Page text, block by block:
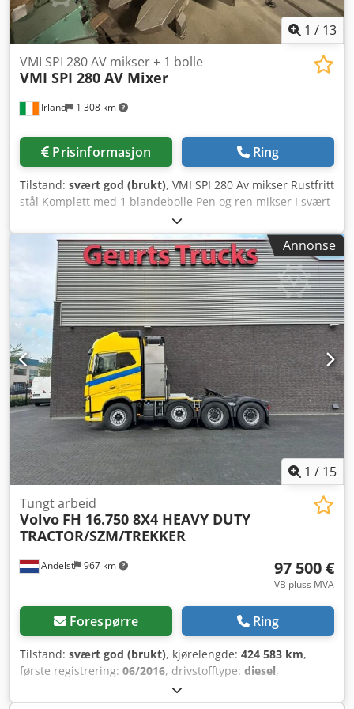
høytrykksplater) _____
1 / 13
Irland 1 308 km
VMI SPI 280 AV mikser + 1 bolle
VMI SPI 280 AV Mixer
Prisinformasjon Ring
Tilstand: svært god (brukt), VMI SPI 280 Av mikser Rustfritt
stål Komplett med 1 blandebolle Pen og ren mikser I svært
god stand Credpfx Aozcrm Hscbjf
Annonse
1 / 15
Andelst 967 km
Tungt arbeid
Volvo FH 16.750 8X4 HEAVY DUTY
TRACTOR/SZM/TREKKER
97 500 €
VB pluss MVA
Forespørre Ring
Tilstand: svært god (brukt), kjørelengde: 424 583 km,
første registrering: 06/2016, drivstofftype: diesel,
, akselavstand:
diesel, drivstofftank kapasitet:1 000 l, bremser: